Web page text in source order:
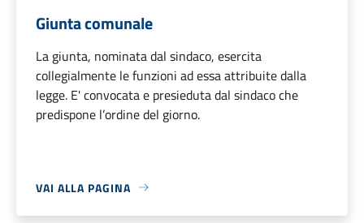
Giunta comunale
La giunta, nominata dal sindaco, esercita
collegialmente le funzioni ad essa attribuite dalla
legge. E' convocata e presieduta dal sindaco che
predispone l’ordine del giorno.
VAI ALLA PAGINA